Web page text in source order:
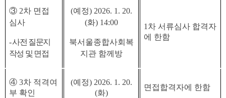
③ 2차 면접
심사
-사전 질문지
작성 및 면접
(예정) 2026. 1. 20.
(화) 14:00
북서울종합사회복
지관 함께방
1 차 서류심사 합격자
에 한함
④ 3차 적격여
부 확인
(예정) 2026. 1. 20.
(화)
면접합격자에 한함